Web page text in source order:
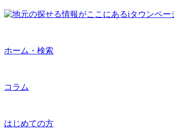
ホーム・検索
コラム
はじめての方